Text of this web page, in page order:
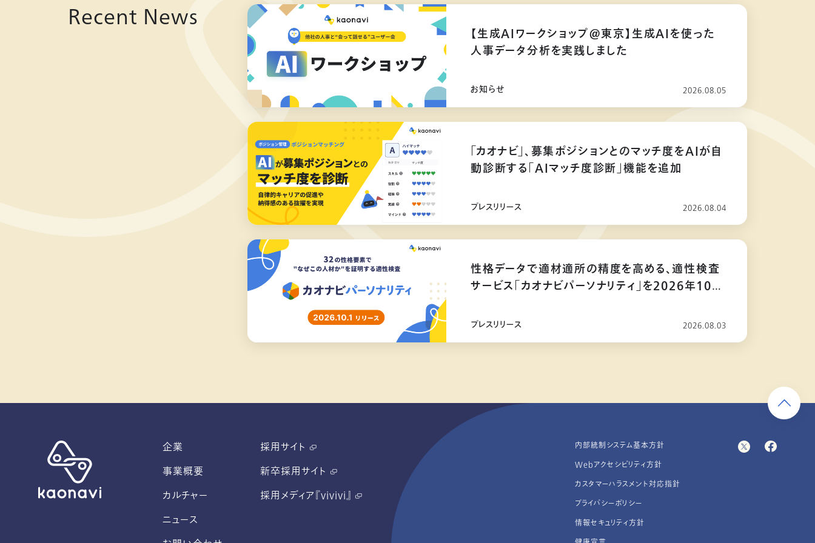
Recent News
【生成AIワークショップ@東京】生成AIを使った
人事データ分析を実践しました
お知らせ 2026.08.05
「カオナビ」、募集ポジションとのマッチ度をAIが自
動診断する「AIマッチ度診断」機能を追加
プレスリリース 2026.08.04
性格データで適材適所の精度を高める、適性検査
サービス「カオナビパーソナリティ」を2026年10月
プレスリリース 2026.08.03
企業
事業概要
カルチャー
ニュース
採用サイト
新卒採用サイト
採用メディア『vivivi』
内部統制システム基本方針
Webアクセシビリティ方針
カスタマーハラスメント対応指針
プライバシーポリシー
情報セキュリティ方針